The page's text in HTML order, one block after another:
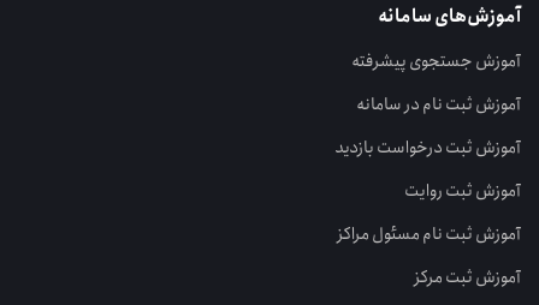
آموزش‌های سامانه
آموزش جستجوی پیشرفته
آموزش ثبت نام در سامانه
آموزش ثبت درخواست بازدید
آموزش ثبت روایت
آموزش ثبت نام مسئول مراکز
آموزش ثبت مرکز